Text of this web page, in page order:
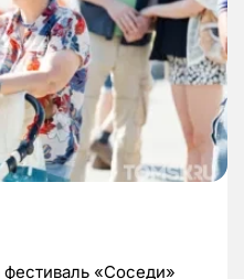
«Соседи»